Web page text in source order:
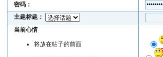
密码：
主题标题：
当前心情
将放在帖子的前面